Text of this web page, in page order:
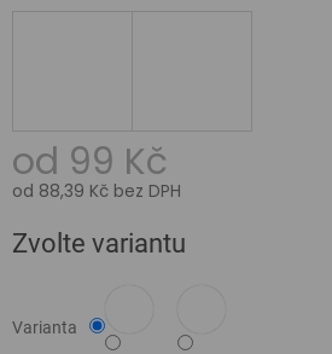
od 99 Kč
od 88,39 Kč bez DPH
cena:
Zvolte variantu
Varianta